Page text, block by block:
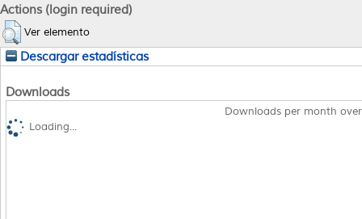
Actions (login required)
Ver elemento
Descargar estadísticas
Downloads
Downloads per month
Loading...